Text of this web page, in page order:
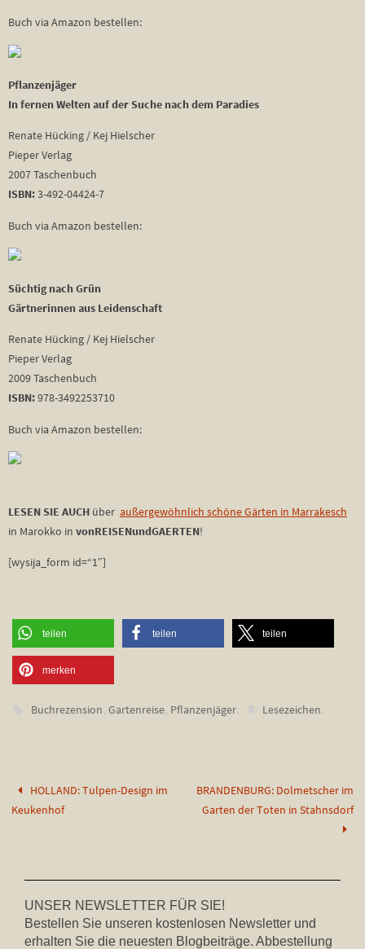
Buch via Amazon bestellen:
Pflanzenjäger
In fernen Welten auf der Suche nach dem Paradies
Renate Hücking / Kej Hielscher
Pieper Verlag
2007 Taschenbuch
ISBN:3-492-04424-7
Buch via Amazon bestellen:
Süchtig nach Grün
Gärtnerinnen aus Leidenschaft
Renate Hücking / Kej Hielscher
Pieper Verlag
2009 Taschenbuch
ISBN:978-3492253710
Buch via Amazon bestellen:
LESEN SIE AUCH über außergewöhnlich schöne Gärten in Marrakesch
in Marokko in vonREISENundGAERTEN!
[wysija_form id=“1″]
teilen teilen teilen
merken
Buchrezension ,Gartenreise Pflanzenjäger Lesezeichen
HOLLAND: Tulpen-Design im
Keukenhof
BRANDENBURG: Dolmetscher im
Garten der Toten in Stahnsdorf
UNSER NEWSLETTER FÜR SIE!
Bestellen Sie unseren kostenlosen Newsletter und
erhalten Sie die neuesten Blogbeiträge. Abbestellung